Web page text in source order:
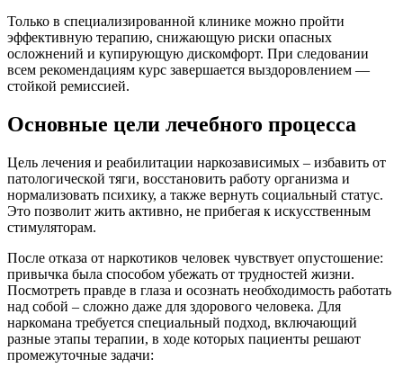
Только в специализированной клинике можно пройти
эффективную терапию, снижающую риски опасных
осложнений и купирующую дискомфорт. При следовании
всем рекомендациям курс завершается выздоровлением —
стойкой ремиссией.
Основные цели лечебного процесса
Цель лечения и реабилитации наркозависимых – избавить от
патологической тяги, восстановить работу организма и
нормализовать психику, а также вернуть социальный статус.
Это позволит жить активно, не прибегая к искусственным
стимуляторам.
После отказа от наркотиков человек чувствует опустошение:
привычка была способом убежать от трудностей жизни.
Посмотреть правде в глаза и осознать необходимость работать
над собой – сложно даже для здорового человека. Для
наркомана требуется специальный подход, включающий
разные этапы терапии, в ходе которых пациенты решают
промежуточные задачи: